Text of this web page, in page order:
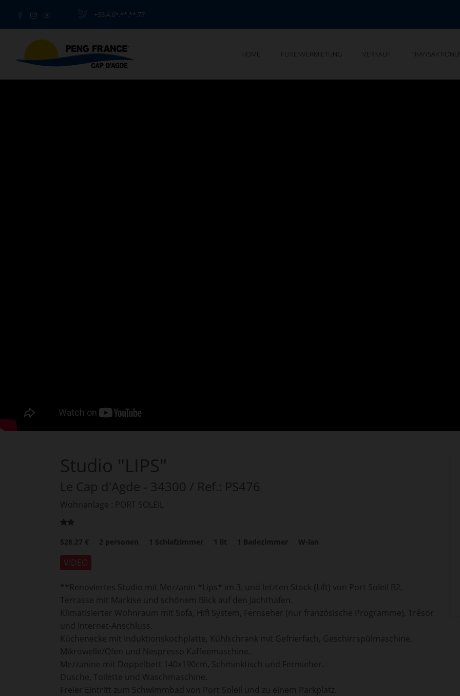
+33.4.6*.**.**.77
HOME FERIENVERMIETUNG VERKAUF
Studio "LIPS"
Le Cap d'Agde - 34300 / Ref.: PS476
Wohnanlage : PORT SOLEIL
528,27 € 2 personen 1 Schlafzimmer 1 lit 1 Badezimmer W-lan
VIDEO
**Renoviertes Studio mit Mezzanin *Lips* im 3. und letzten Stock (Lift) von Port Soleil B2.
Terrasse mit Markise und schönem Blick auf den Jachthafen.
Klimatisierter Wohnraum mit Sofa, Hifi System, Fernseher (nur französische Programme), Trésor
und Internet-Anschluss.
Küchenecke mit Induktionskochplatte, Kühlschrank mit Gefrierfach, Geschirrspülmaschine,
Mikrowelle/Ofen und Nespresso Kaffeemaschine.
Mezzanine mit Doppelbett 140x190cm, Schminktisch und Fernseher.
Dusche, Toilette und Waschmaschine.
Freier Eintritt zum Schwimmbad von Port Soleil und zu einem Parkplatz.